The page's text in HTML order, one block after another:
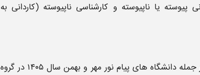
پیوسته یا ناپیوسته و کارشناسی ناپیوسته (کاردانی به
جمله دانشگاه های پیام نور مهر و بهمن سال ۱۴۰۵
در گروه